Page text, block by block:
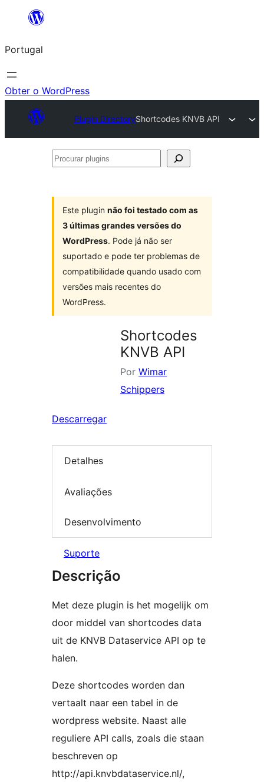
Saltar
o
conteúdo
Portugal
Obter o WordPress
Plugin DirectoryShortcodes KNVB API
Procurar
Este plugin não foi testado com as
3 últimas grandes versões do
WordPress. Pode já não ser
suportado e pode ter problemas de
compatibilidade quando usado com
versões mais recentes do
WordPress.
Shortcodes
KNVB API
Por Wimar
Schippers
Descarregar
Detalhes
Avaliações
Desenvolvimento
Suporte
Descrição
Met deze plugin is het mogelijk om
door middel van shortcodes data
uit de KNVB Dataservice API op te
halen.
Deze shortcodes worden dan
vertaalt naar een tabel in de
wordpress website. Naast alle
reguliere API calls, zoals die staan
beschreven op
http://api.knvbdataservice.nl/,